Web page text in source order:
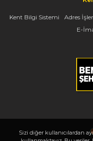
Kent Bilgi Sistemi Adres
E-
Sizi diğer kullanıcılardan